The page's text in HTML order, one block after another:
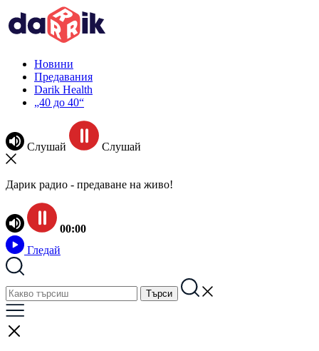
Новини
Предавания
Darik Health
„40 до 40“
Слушай Слушай
Дарик радио - предаване на живо!
00:00
Гледай